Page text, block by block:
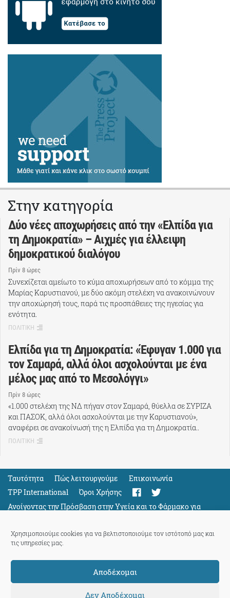
Χρησιμοποιούμε cookies για να βελτιστοποιούμε τον ιστότοπό μας και
τις υπηρεσίες μας.
Αποδέχομαι
Δεν Αποδέχομαι
Στην κατηγορία
Δύο νέες αποχωρήσεις από την «Ελπίδα για
τη Δημοκρατία» – Αιχμές για έλλειψη
δημοκρατικού διαλόγου
Πρίν 8 ώρες
Συνεχίζεται αμείωτο το κύμα αποχωρήσεων από το κόμμα της
Μαρίας Καρυστιανού, με δύο ακόμη στελέχη να ανακοινώνουν
την αποχώρησή τους, παρά τις προσπάθειες της ηγεσίας για
ενότητα.
ΠΟΛΙΤΙΚΗ
Ελπίδα για τη Δημοκρατία: «Έφυγαν 1.000 για
τον Σαμαρά, αλλά όλοι ασχολούνται με ένα
μέλος μας από το Μεσολόγγι»
Πρίν 8 ώρες
«1.000 στελέχη της ΝΔ πήγαν στον Σαμαρά, θύελλα σε ΣΥΡΙΖΑ
και ΠΑΣΟΚ, αλλά όλοι ασχολούνται με την Καρυστιανού»,
αναφέρει σε ανακοίνωσή της η Ελπίδα για τη Δημοκρατία..
ΠΟΛΙΤΙΚΗ
Ταυτότητα Πώς λειτουργούμε
Eπικοινωνία
TPP International
Όροι Χρήσης
Ανοίγοντας την Πρόσβαση στην Υγεία και το Φάρμακο για
Όλους
Support
ThePressProject
powered by our community members